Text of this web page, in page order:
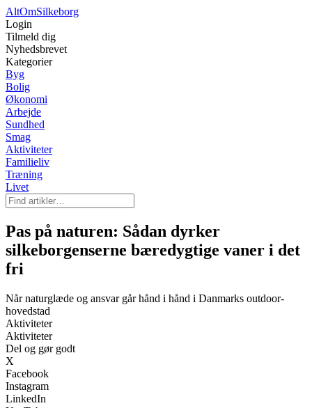
AltOmSilkeborg
Login
Tilmeld dig
Nyhedsbrevet
Kategorier
Byg
Bolig
Økonomi
Arbejde
Sundhed
Smag
Aktiviteter
Familieliv
Træning
Livet
Pas på naturen: Sådan dyrker
silkeborgenserne bæredygtige vaner i det
fri
Når naturglæde og ansvar går hånd i hånd i Danmarks outdoor-
hovedstad
Aktiviteter
Aktiviteter
Del og gør godt
X
Facebook
Instagram
LinkedIn